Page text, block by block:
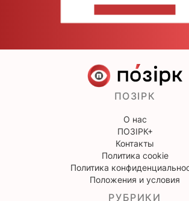
ПОЗІРК
О нас
ПОЗІРК+
Контакты
Политика cookie
Политика
Положения и условия
РУБРИКИ